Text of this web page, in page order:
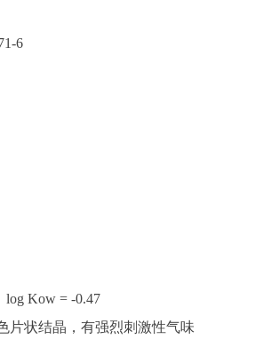
6
Kow = -0.47
片状结晶，有强烈刺激性气味